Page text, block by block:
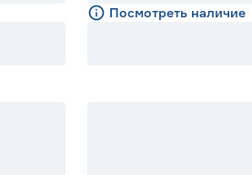
Посмотреть наличие